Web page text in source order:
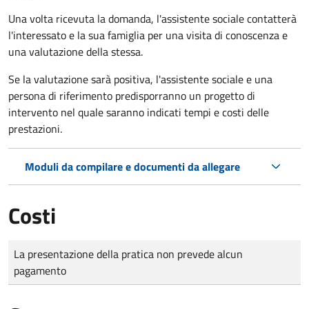
Una volta ricevuta la domanda, l'assistente sociale contatterà
l'interessato e la sua famiglia per una visita di conoscenza e
una valutazione della stessa.
Se la valutazione sarà positiva, l'assistente sociale e una
persona di riferimento predisporranno un progetto di
intervento nel quale saranno indicati tempi e costi delle
prestazioni.
Moduli da compilare e documenti da allegare
Costi
Tipo di pagamento
Importo
La presentazione della pratica non prevede alcun
pagamento